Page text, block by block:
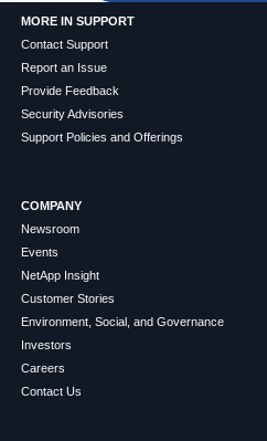
MORE IN SUPPORT
Contact Support
Report an Issue
Provide Feedback
Security Advisories
Support Policies and Offerings
COMPANY
Newsroom
Events
NetApp Insight
Customer Stories
Environment, Social, and Governance
Investors
Careers
Contact Us